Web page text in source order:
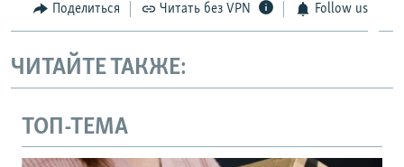
Поделиться Читать без VPN Follow us
ЧИТАЙТЕ ТАКЖЕ:
ТОП-ТЕМА